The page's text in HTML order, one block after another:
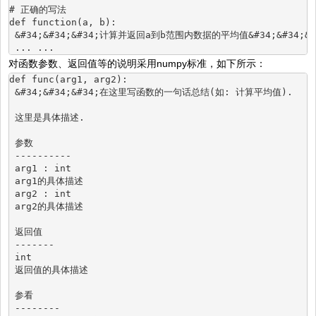
# 正确的写法
def function(a, b):
&#34;&#34;&#34;计算并返回a到b范围内数据的平均值
... ...
对函数参数、返回值等的说明采用numpy标准，如下所示：
def func(arg1, arg2):
&#34;&#34;&#34;在这里写函数的一句话总结(如: 计算平均值).
这里是具体描述.
参数
----------
arg1 : int
arg1的具体描述
arg2 : int
arg2的具体描述
返回值
-------
int
返回值的具体描述
参看
--------